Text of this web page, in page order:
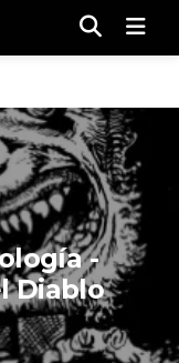
-
Diablo